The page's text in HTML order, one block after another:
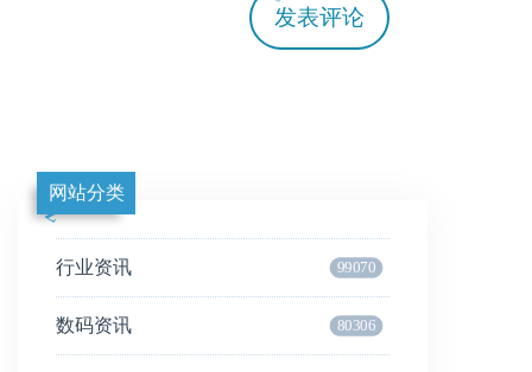
发表评论
网站分类
行业资讯 99070
数码资讯 80306